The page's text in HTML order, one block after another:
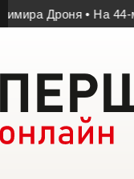
Дроня • На 44-му